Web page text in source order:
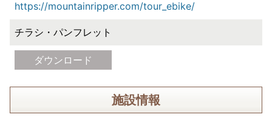
https://mountainripper.com/tour_ebike/
チラシ・パンフレット
ダウンロード
施設情報